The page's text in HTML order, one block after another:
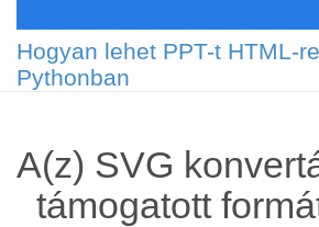
Hogyan lehet PPT-t HTML-
Pythonban
A(z) SVG
támogatott